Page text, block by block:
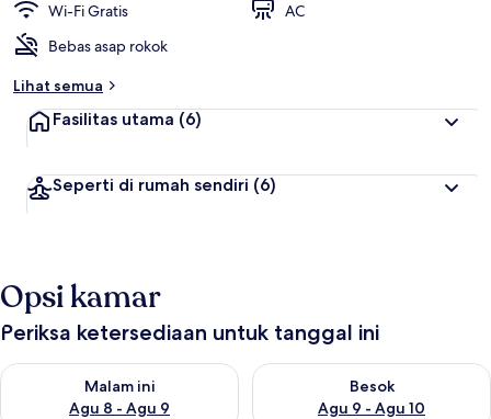
Wi-Fi Gratis
AC
Bebas asap rokok
Lihat semua
Fasilitas utama (6)
Seperti di rumah sendiri (6)
Opsi kamar
Periksa ketersediaan untuk tanggal ini
Malam ini
Agu 8 - Agu 9
Periksa ketersediaan untuk malam ini Agu 8 - Agu 9
Besok
Agu 9 - Agu 10
Periksa ketersediaan untuk